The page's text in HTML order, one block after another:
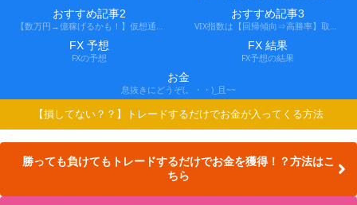
おすすめ記事2 おすすめ記事3
FX 予想
FXの予想
FX 結果
FX予想の結果
お金
息抜きにどうぞ(。・・)_且~~
【損してない？？】トレードするだけでお金が入ってくる方法
勝っても負けてもトレードするだけでお金を獲得！？方法はこ
ちら